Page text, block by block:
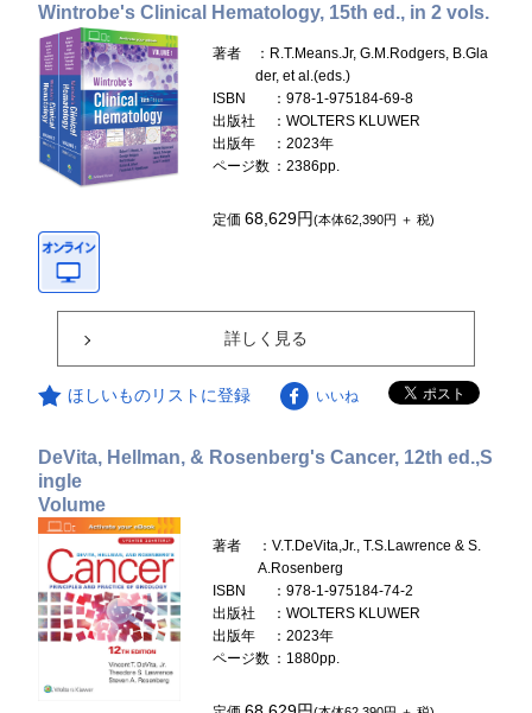
Wintrobe's Clinical Hematology, 15th ed., in 2 vols.
著者
：R.T.Means.Jr, G.M.Rodgers, B.Gla
der, et al.(eds.)
ISBN
：978-1-975184-69-8
出版社
：WOLTERS KLUWER
出版年
：2023年
ページ数 ：2386pp.
定価68,629円(本体62,390円 ＋ 税)
詳しく見る
ほしいものリストに登録 いいね
DeVita, Hellman, & Rosenberg's Cancer, 12th ed.,S
ingle
Volume
著者
：V.T.DeVita,Jr., T.S.Lawrence & S.
A.Rosenberg
ISBN
：978-1-975184-74-2
出版社
：WOLTERS KLUWER
出版年
：2023年
ページ数 ：1880pp.